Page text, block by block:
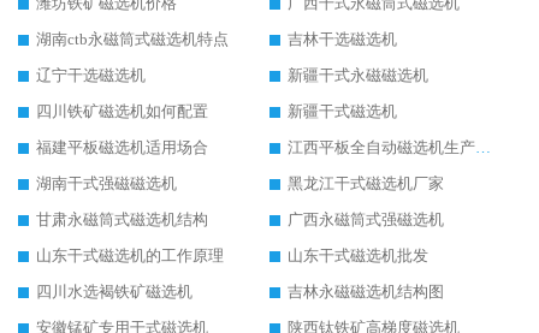
湖南ctb永磁筒式磁选机特点
吉林干选磁选机
辽宁干选磁选机
新疆干式永磁磁选机
四川铁矿磁选机如何配置
新疆干式磁选机
福建平板磁选机适用场合
江西平板全自动磁选机生产厂家
湖南干式强磁磁选机
黑龙江干式磁选机厂家
甘肃永磁筒式磁选机结构
广西永磁筒式强磁选机
山东干式磁选机的工作原理
山东干式磁选机批发
四川水选褐铁矿磁选机
吉林永磁磁选机结构图
安徽锰矿专用干式磁选机
陕西钛铁矿高梯度磁选机